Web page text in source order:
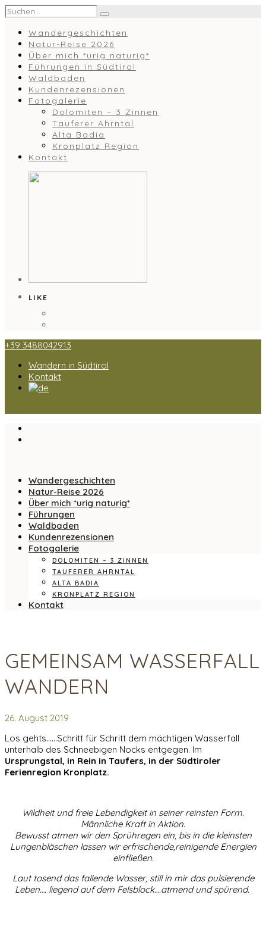
Wandergeschichten
Natur-Reise 2026
Über mich *urig naturig*
Führungen in Südtirol
Waldbaden
Kundenrezensionen
Fotogalerie
Dolomiten – 3 Zinnen
Tauferer Ahrntal
Alta Badia
Kronplatz Region
Kontakt
LIKE
+39 3488042913
Wandern in Südtirol
Kontakt
Wandergeschichten
Natur-Reise 2026
Über mich *urig naturig*
Führungen
Waldbaden
Kundenrezensionen
Fotogalerie
DOLOMITEN – 3 ZINNEN
TAUFERER AHRNTAL
ALTA BADIA
KRONPLATZ REGION
Kontakt
GEMEINSAM WASSERFALL
WANDERN
26. August 2019
Los gehts……Schritt für Schritt dem mächtigen Wasserfall
unterhalb des Schneebigen Nocks entgegen. Im
Ursprungstal, in Rein in Taufers, in der Südtiroler
Ferienregion Kronplatz.
Wildheit und freie Lebendigkeit in seiner reinsten Form.
Männliche Kraft in Aktion.
Bewusst atmen wir den Sprühregen ein, bis in die kleinsten
Lungenbläschen lassen wir erfrischende,reinigende Energien
einfließen.
Laut tosend das fallende Wasser, still in mir das pulsierende
Leben…. liegend auf dem Felsblock….atmend und spürend.